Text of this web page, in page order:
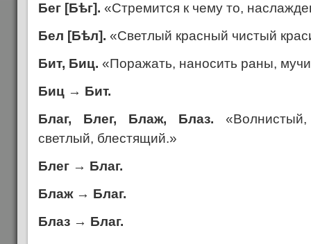
Бег [Бѣг]. «Стремится к чему то,
Бел [Бѣл]. «Светлый красный чистый
Бит, Биц. «Поражать, наносить раны,
Биц → Бит.
Благ, Блег, Блаж, Блаз.
светлый, блестящий.»
Блег → Благ.
Блаж→ Благ.
Блаз → Благ.